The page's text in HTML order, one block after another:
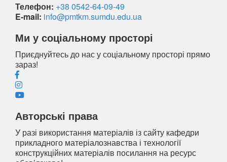
Телефон: +38 0542-64-09-49
E-mail: info@pmtkm.sumdu.edu.ua
Ми у соціальному просторі
Приєднуйтесь до нас у соціальному просторі прямо
зараз!
Авторські права
У разі використання матеріалів із сайту кафедри
прикладного матеріалознавства і технології
конструкційних матеріалів посилання на ресурс